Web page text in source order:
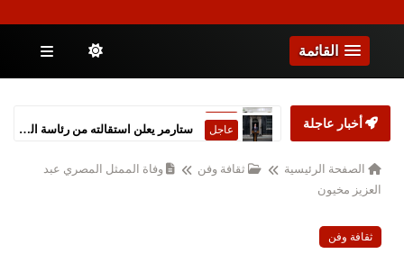
القائمة
أخبار عاجلة عاجل
الصفحة الرئيسية ثقافة وفن
وفاة الممثل المصري عبد
العزيز مخيون
ثقافة وفن